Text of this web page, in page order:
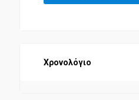
Χρονολόγιο